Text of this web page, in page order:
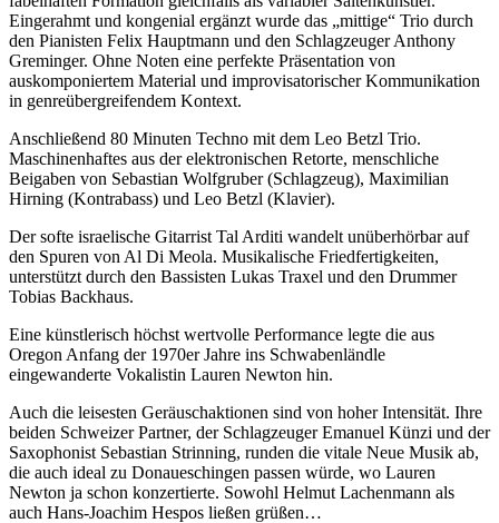
Eingerahmt und kongenial ergänzt wurde das „mittige“ Trio durch
den Pianisten Felix Hauptmann und den Schlagzeuger Anthony
Greminger. Ohne Noten eine perfekte Präsentation von
auskomponiertem Material und improvisatorischer Kommunikation
in genreübergreifendem Kontext.
Anschließend 80 Minuten Techno mit dem Leo Betzl Trio.
Maschinenhaftes aus der elektronischen Retorte, menschliche
Beigaben von Sebastian Wolfgruber (Schlagzeug), Maximilian
Hirning (Kontrabass) und Leo Betzl (Klavier).
Der softe israelische Gitarrist Tal Arditi wandelt unüberhörbar auf
den Spuren von Al Di Meola. Musikalische Friedfertigkeiten,
unterstützt durch den Bassisten Lukas Traxel und den Drummer
Tobias Backhaus.
Eine künstlerisch höchst wertvolle Performance legte die aus
Oregon Anfang der 1970er Jahre ins Schwabenländle
eingewanderte Vokalistin Lauren Newton hin.
Auch die leisesten Geräuschaktionen sind von hoher Intensität. Ihre
beiden Schweizer Partner, der Schlagzeuger Emanuel Künzi und der
Saxophonist Sebastian Strinning, runden die vitale Neue Musik ab,
die auch ideal zu Donaueschingen passen würde, wo Lauren
Newton ja schon konzertierte. Sowohl Helmut Lachenmann als
auch Hans-Joachim Hespos ließen grüßen…